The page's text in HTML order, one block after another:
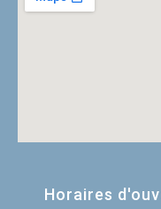
Horaires